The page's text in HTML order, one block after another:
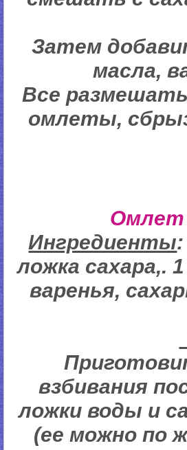
Затем
масла,
Все
омлеты,
Омлет
Ингредиенты
ложка сахара,.
варенья,
взбивания
ложки воды и
(ее можно по